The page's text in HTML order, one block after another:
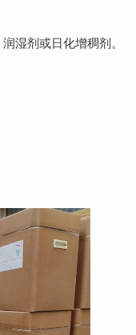
湿剂或日化增稠剂。